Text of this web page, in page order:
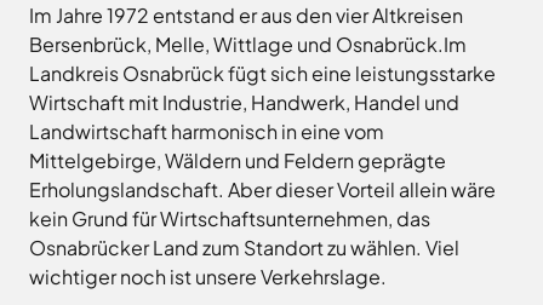
Im Jahre 1972 entstand er aus den vier Altkreisen
Bersenbrück, Melle, Wittlage und Osnabrück.Im
Landkreis Osnabrück fügt sich eine leistungsstarke
Wirtschaft mit Industrie, Handwerk, Handel und
Landwirtschaft harmonisch in eine vom
Mittelgebirge, Wäldern und Feldern geprägte
Erholungslandschaft. Aber dieser Vorteil allein wäre
kein Grund für Wirtschaftsunternehmen, das
Osnabrücker Land zum Standort zu wählen. Viel
wichtiger noch ist unsere Verkehrslage.
MaßArbeit
Naturpark
TERRA.vita
Naturschutzstiftung
des
Landkreises
Osnabrück
Niedersächsische
Landgesellschaft
Osnabrücker
Newsletter
anmelden
16.00
Uhr
Donnerstag8.00
-
17.30
Uhr
Freitag 8.00
-
12.00
Uhr
Osnabrück
.
Artland
Bad
Essen
Bad
Iburg